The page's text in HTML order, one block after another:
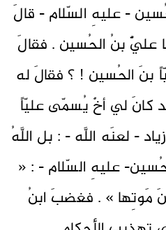
- عليهِ السّلام - قالَ
عليٌّ بنُ الحُسين . فقالَ
بنَ الحُسين ! ؟ فقالَ له
كانَ لي أخٌ يُسمّى عليّاً
- لعنَه اللَّه - : بل اللَّهُ
عليهِ السّلام - : «
مَوتِها » . فغضبَ ابنُ